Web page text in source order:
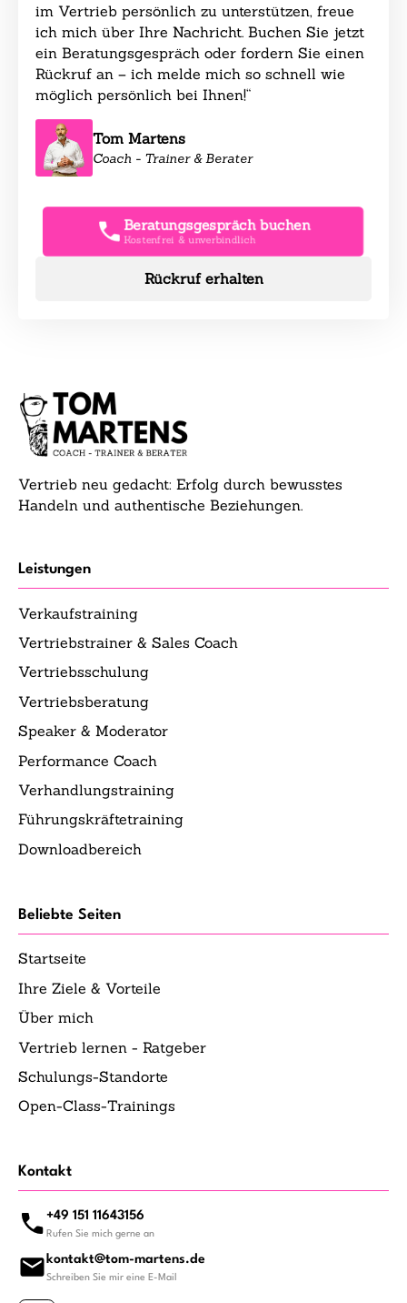
im Vertrieb persönlich zu unterstützen, freue
ich mich über Ihre Nachricht. Buchen Sie jetzt
ein Beratungsgespräch oder fordern Sie einen
Rückruf an – ich melde mich so schnell wie
möglich persönlich bei Ihnen!“
Tom Martens
Coach - Trainer & Berater
Beratungsgespräch buchen
Kostenfrei & unverbindlich
Rückruf erhalten
Vertrieb neu gedacht: Erfolg durch bewusstes
Handeln und authentische Beziehungen.
Leistungen
Verkaufstraining
Vertriebstrainer & Sales Coach
Vertriebsschulung
Vertriebsberatung
Speaker & Moderator
Performance Coach
Verhandlungstraining
Führungskräftetraining
Downloadbereich
Beliebte Seiten
Startseite
Ihre Ziele & Vorteile
Über mich
Vertrieb lernen - Ratgeber
Schulungs-Standorte
Open-Class-Trainings
Kontakt
+49 151 11643156
Rufen Sie mich gerne an
kontakt@tom-martens.de
Schreiben Sie mir eine E-Mail